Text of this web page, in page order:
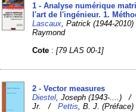
1 - Analyse numérique
l'art de l'ingénieur. 1.
Lascaux , Patrick (1944-
Raymond
Cote :[79 LAS 00-1]
2 - Vector measures
Diestel , Joseph (1943-....) /
Jr. /Pettis , B. J. (Préface)